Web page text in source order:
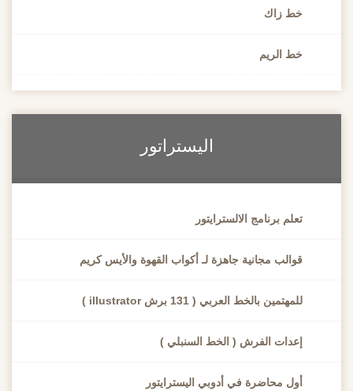
خط زاك
خط الريم
اليستراتور
تعلم برنامج الالسترايتور
قوالب مجانية جاهزة لـ أكواب القهوة والأيس كريم
للمهتمين بالخط العربي ( 131 برش illustrator )
إعدات الفرش ( الخط السنبلي )
أول محاضرة في أدوبي اليسترايتور